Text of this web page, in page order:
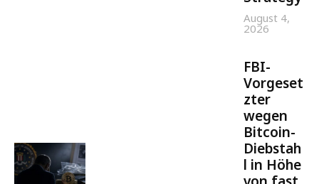
August 4,
2026
FBI-
Vorgeset
zter
wegen
Bitcoin-
Diebstah
l in Höhe